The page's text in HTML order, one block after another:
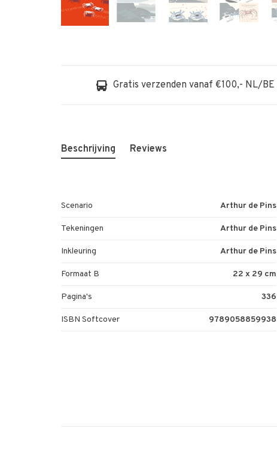
Gratis verzenden vanaf €100,- NL/BE
Beschrijving Reviews
Scenario Arthur de Pins
Tekeningen Arthur de Pins
Inkleuring Arthur de Pins
Formaat B 22 x 29 cm
Pagina's 336
ISBN Softcover 9789058859938